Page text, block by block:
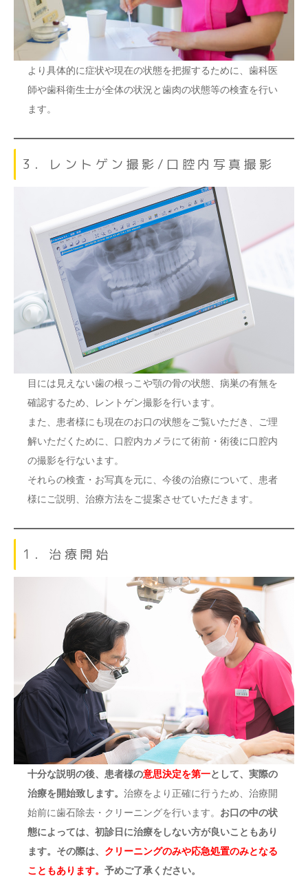
より具体的に症状や現在の状態を把握するために、歯科医
師や歯科衛生士が全体の状況と歯肉の状態等の検査を行い
ます。
3．レントゲン撮影/口腔内写真撮影
目には見えない歯の根っこや顎の骨の状態、病巣の有無を
確認するため、レントゲン撮影を行います。
また、患者様にも現在のお口の状態をご覧いただき、ご理
解いただくために、口腔内カメラにて術前・術後に口腔内
の撮影を行ないます。
それらの検査・お写真を元に、今後の治療について、患者
様にご説明、治療方法をご提案させていただきます。
1．治療開始
十分な説明の後、患者様の意思決定を第一として、実際の
治療を開始致します。治療をより正確に行うため、治療開
始前に歯石除去・クリーニングを行います。 お口の中の状
態によっては、初診日に治療をしない方が良いこともあり
ます。その際は、 クリーニングのみや応急処置のみとなる
こともあります。予めご了承ください。